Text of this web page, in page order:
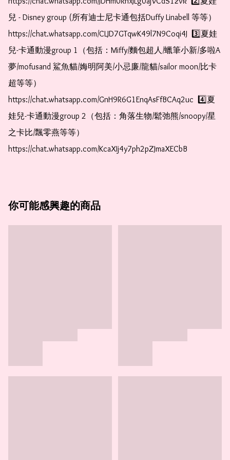
兒 - Disney group (所有迪士尼卡通包括Duffy Linabell 等等）
https://chat.whatsapp.com/CLJD7GTqwK49l7N9Coqi4J  3️⃣夏娃
兒-卡通動漫group 1（包括：Miffy/麵包超人/蠟筆小新/多啦A
夢/mofusand 鯊魚貓/娒明阿美/小忌廉/龍貓/sailor moon/比卡
超等等）
https://chat.whatsapp.com/GnH9R6G1EnqAsFfBCAq2uc  4️⃣夏
娃兒-卡通動漫group 2（包括：角落生物/鬆弛熊/snoopy/星
之卡比/飄零燕等等）
https://chat.whatsapp.com/KcaXIj4y7ph2pZJmaXECbB
你可能感興趣的商品